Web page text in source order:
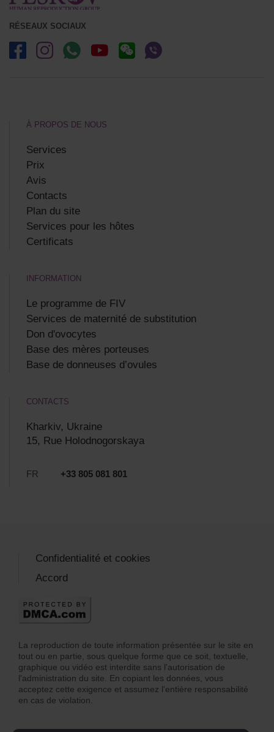
RÉSEAUX SOCIAUX
À PROPOS DE NOUS
Services
Prix
Avis
Contacts
Plan du site
Services pour les hôtes
Certificats
INFORMATION
Le programme de FIV
Services de maternité de substitution
Don d'ovocytes
Base des mères porteuses
Base de donneuses d’ovules
CONTACTS
Kharkiv, Ukraine
15, Rue Holodnogorskaya
FR +33 805 081 801
La reproduction de toute information présentée sur le site en
tout ou en partie, sous quelque forme que ce soit, textuelle,
graphique ou vidéo est interdite sans l'autorisation de
l'administration du site. En copiant les données, vous
acceptez cette exigence et assumez l'entière responsabilité
en cas de violation.
Confidentialité et cookies
Accord